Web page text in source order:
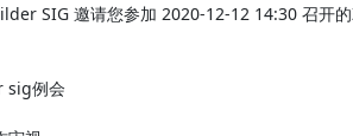
SIG 邀请您参加 2020-12-12 14:30 召开
sig例会